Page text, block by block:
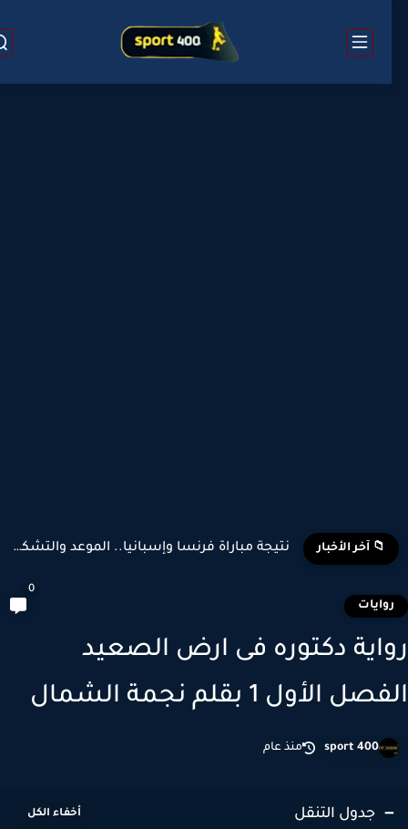
📁 آخر الأخبار نتيجة مباراة فرنسا وإسبانيا.. الموعد والتشكيل المتوقع وأبرز اللاعبين...
دكتوره فى ارض الصعيد
الأول 1 بقلم نجمة الشمال
sport 400 منذ عام
جدول التنقل